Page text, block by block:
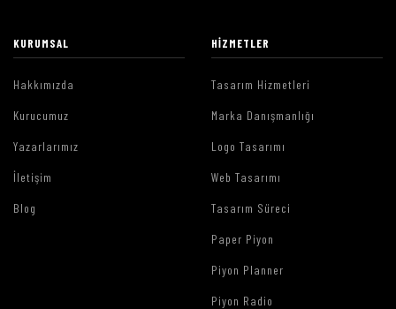
KURUMSAL
Hakkımızda
Kurucumuz
Yazarlarımız
İletişim
Blog
HIZMETLER
Tasarım Hizmetleri
Marka Danışmanlığı
Logo Tasarımı
Web Tasarımı
Tasarım Süreci
Paper Piyon
Piyon Planner
Piyon Radio